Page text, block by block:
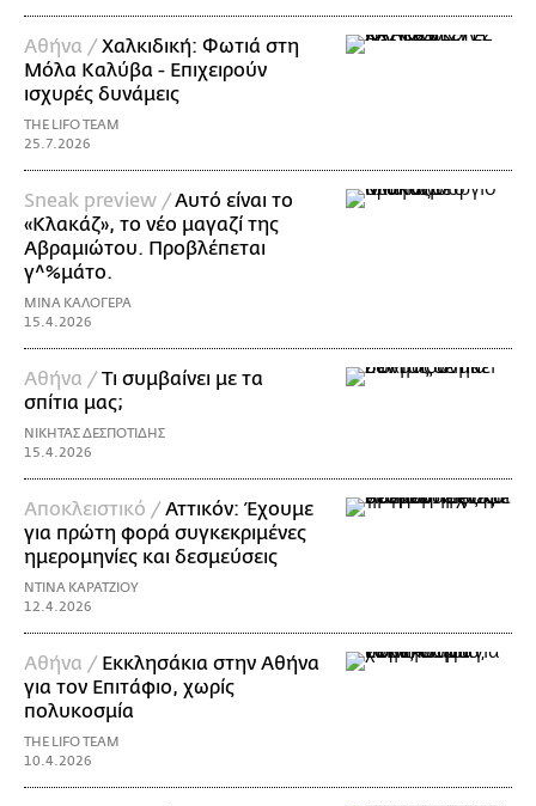
Αθήνα / Χαλκιδική: Φωτιά στη
Μόλα Καλύβα - Επιχειρούν
ισχυρές δυνάμεις
THE LIFO TEAM
25.7.2026
Sneak preview /Aυτό είναι το
«Κλακάζ», το νέο μαγαζί της
Αβραμιώτου. Προβλέπεται
γ^%μάτο.
ΜΙΝΑ ΚΑΛΟΓΕΡΑ
15.4.2026
Aθήνα / Τι συμβαίνει με τα
σπίτια μας;
ΝΙΚΗΤΑΣ ΔΕΣΠΟΤΙΔΗΣ
15.4.2026
Αποκλειστικό / Αττικόν: Έχουμε
για πρώτη φορά συγκεκριμένες
ημερομηνίες και δεσμεύσεις
ΝΤΙΝΑ ΚΑΡΑΤΖΙΟΥ
12.4.2026
Αθήνα / Εκκλησάκια στην Αθήνα
για τον Επιτάφιο, χωρίς
πολυκοσμία
THE LIFO TEAM
10.4.2026